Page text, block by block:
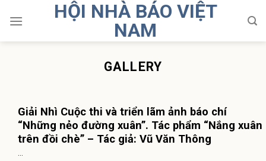
HỘI NHÀ BÁO VIỆT
NAM
GALLERY
Giải Nhì Cuộc thi và triển lãm ảnh báo chí
“Những nẻo đường xuân”. Tác phẩm “Nắng xuân
trên đồi chè” – Tác giả: Vũ Văn Thông￼